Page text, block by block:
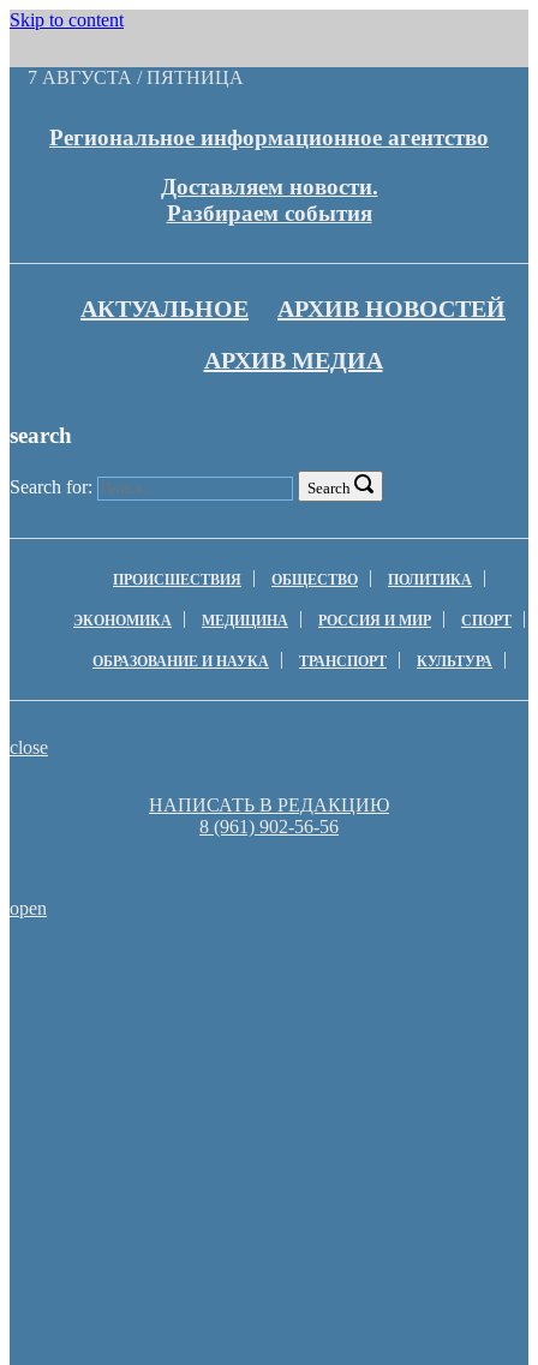
Skip to content
7 АВГУСТА / ПЯТНИЦА
Региональное информационное агентство
Доставляем новости.
Разбираем события
АКТУАЛЬНОЕ
АРХИВ НОВОСТЕЙ
АРХИВ МЕДИА
search
Search for: Search
ПРОИСШЕСТВИЯ ОБЩЕСТВО ПОЛИТИКА
ЭКОНОМИКА МЕДИЦИНА РОССИЯ И МИР СПОРТ
ОБРАЗОВАНИЕ И НАУКА ТРАНСПОРТ КУЛЬТУРА
close
НАПИСАТЬ В РЕДАКЦИЮ
8 (961) 902-56-56
open